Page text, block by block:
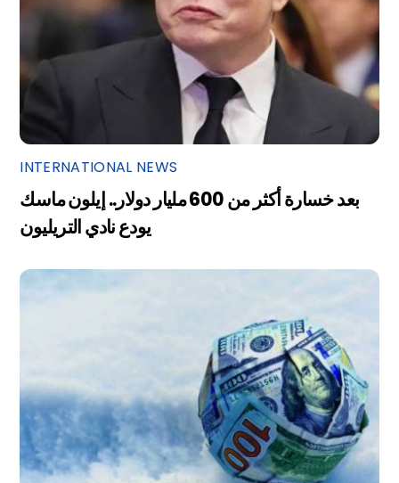
INTERNATIONAL NEWS
بعد خسارة أكثر من 600 مليار دولار.. إيلون ماسك
يودع نادي التريليون